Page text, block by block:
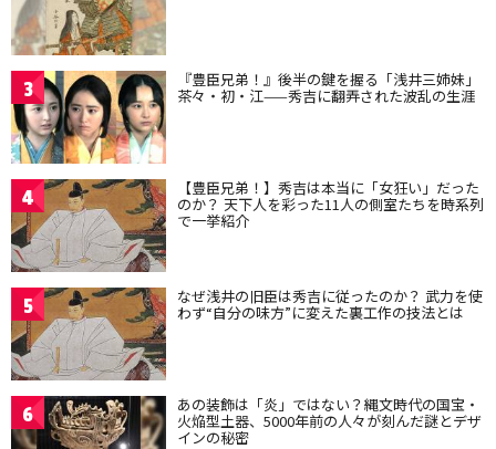
3 『豊臣兄弟！』後半の鍵を握る「浅井三姉妹」
茶々・初・江——秀吉に翻弄された波乱の生涯
4 【豊臣兄弟！】秀吉は本当に「女狂い」だった
のか？ 天下人を彩った11人の側室たちを時系列
で一挙紹介
5 なぜ浅井の旧臣は秀吉に従ったのか？ 武力を使
わず“自分の味方”に変えた裏工作の技法とは
6 あの装飾は「炎」ではない？縄文時代の国宝・
火焔型土器、5000年前の人々が刻んだ謎とデザ
インの秘密